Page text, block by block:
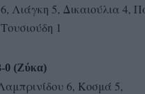
Λιάγκη 5, Δικαιούλια 4,
1
0 (Ζύκα)
6, Κοσμά 5,